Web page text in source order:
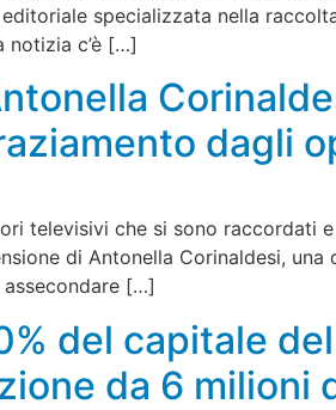
specializzata nella
notizia c’è […]
dagli
televisivi che si sono raccordati
di Antonella Corinaldesi,
[…]
del capitale
da 6 milioni